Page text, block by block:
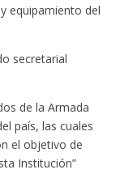
equipamiento del
secretarial
de la Armada
país, las cuales
el objetivo de
Institución”